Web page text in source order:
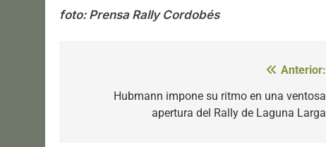
foto: Prensa Rally Cordobés
Anterior:
Hubmann impone su ritmo en una ventosa
apertura del Rally de Laguna Larga